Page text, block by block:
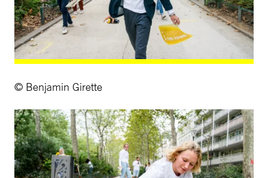
© Benjamin Girette